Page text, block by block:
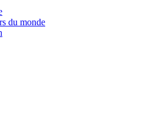
du monde